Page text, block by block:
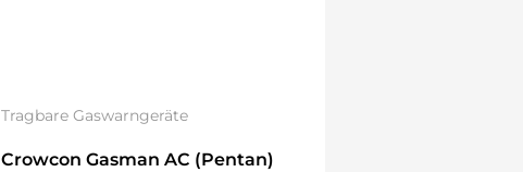
Tragbare Gaswarngeräte
Crowcon Gasman AC (Pentan)